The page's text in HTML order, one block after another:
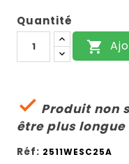
Quantité

 Produit non
être plus
Réf: 2511WESC25A